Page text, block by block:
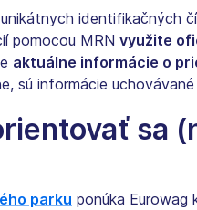
identifikačných
pomocou MRN využite
aktuálne informácie o
sú informácie
sa
parku ponúka Eurowag